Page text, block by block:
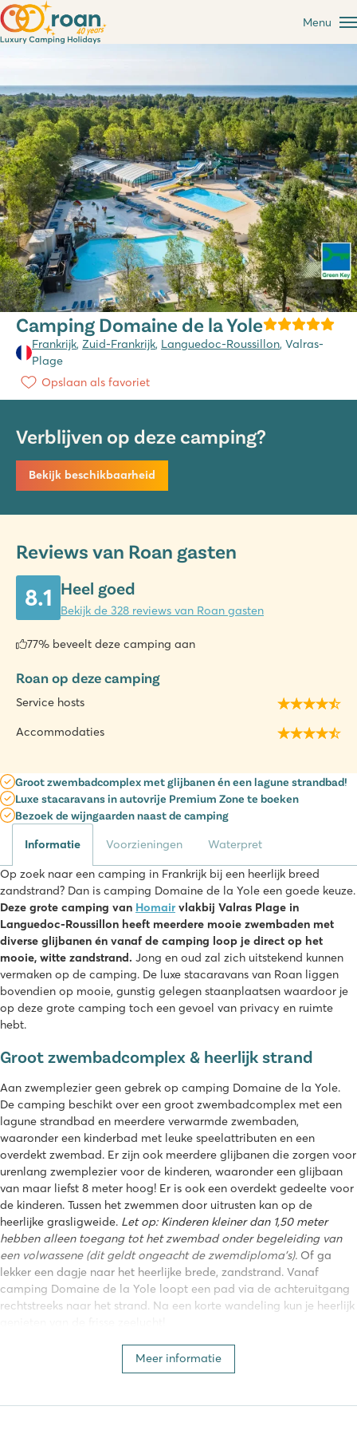
Menu
Camping Domaine de la Yole
Frankrijk, Zuid-Frankrijk, Languedoc-Roussillon, Valras-
Plage
Opslaan als favoriet
Verblijven op deze camping?
Bekijk beschikbaarheid
Reviews van Roan gasten
8.1 Heel goed
Bekijk de 328 reviews van Roan gasten
77% beveelt deze camping aan
Roan op deze camping
Service hosts
Accommodaties
Groot zwembadcomplex met glijbanen én een lagune strandbad!
Luxe stacaravans in autovrije Premium Zone te boeken
Bezoek de wijngaarden naast de camping
Informatie Voorzieningen Waterpret
Op zoek naar een camping in Frankrijk bij een heerlijk breed
zandstrand? Dan is camping Domaine de la Yole een goede keuze.
Deze grote camping van Homair vlakbij Valras Plage in
Languedoc-Roussillon heeft meerdere mooie zwembaden met
diverse glijbanen én vanaf de camping loop je direct op het
mooie, witte zandstrand. Jong en oud zal zich uitstekend kunnen
vermaken op de camping. De luxe stacaravans van Roan liggen
bovendien op mooie, gunstig gelegen staanplaatsen waardoor je
op deze grote camping toch een gevoel van privacy en ruimte
hebt.
Groot zwembadcomplex & heerlijk strand
Aan zwemplezier geen gebrek op camping Domaine de la Yole.
De camping beschikt over een groot zwembadcomplex met een
lagune strandbad en meerdere verwarmde zwembaden,
waaronder een kinderbad met leuke speelattributen en een
overdekt zwembad. Er zijn ook meerdere glijbanen die zorgen voor
urenlang zwemplezier voor de kinderen, waaronder een glijbaan
van maar liefst 8 meter hoog! Er is ook een overdekt gedeelte voor
de kinderen. Tussen het zwemmen door uitrusten kan op de
heerlijke grasligweide. Let op: Kinderen kleiner dan 1,50 meter
hebben alleen toegang tot het zwembad onder begeleiding van
een volwassene (dit geldt ongeacht de zwemdiploma's). Of ga
lekker een dagje naar het heerlijke brede, zandstrand. Vanaf
camping Domaine de la Yole loopt een pad via de achteruitgang
rechtstreeks naar het strand. Na een korte wandeling kun je heerlijk
Domaine de la Yole behoort tot Homair
Een vakantie op een Homair camping staat garant voor: plezier
Meer informatie